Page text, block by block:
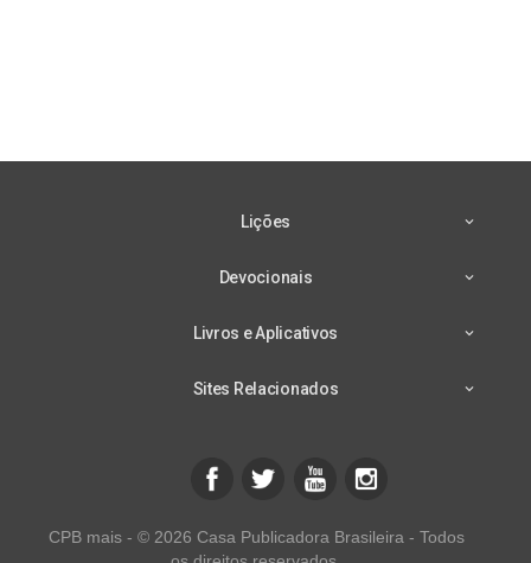
Lições
Devocionais
Livros e Aplicativos
Sites Relacionados
CPB mais - © 2026 Casa Publicadora Brasileira - Todos